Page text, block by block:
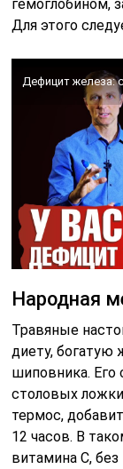
гемоглобином,
Для этого
Дефицит железа:
Народная
Травяные
диету,
шиповника. Его
столовых
термос,
12 часов. В
витамина С,